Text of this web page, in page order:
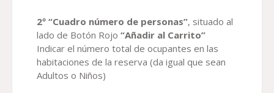
2º “Cuadro número de personas”, situado al
lado de Botón Rojo “Añadir al Carrito”
Indicar el número total de ocupantes en las
habitaciones de la reserva (da igual que sean
Adultos o Niños)